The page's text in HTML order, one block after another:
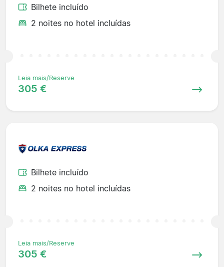
Bilhete incluído
2 noites no hotel incluídas
Leia mais/Reserve
305 €
Bilhete incluído
2 noites no hotel incluídas
Leia mais/Reserve
305 €